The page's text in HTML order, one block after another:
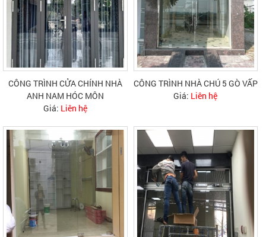
CÔNG TRÌNH CỬA CHÍNH NHÀ
ANH NAM HÓC MÔN
Giá: Liên hệ
CÔNG TRÌNH NHÀ CHÚ 5 GÒ VẤP
Giá: Liên hệ